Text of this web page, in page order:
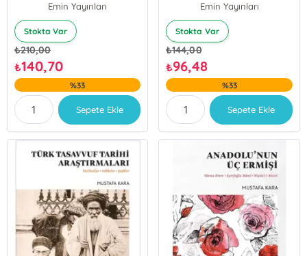
Emin Yayınları
Stokta Var
₺210,00
₺140,70
%33
Sepete Ekle
Emin Yayınları
Stokta Var
₺144,00
₺96,48
%33
Sepete Ekle